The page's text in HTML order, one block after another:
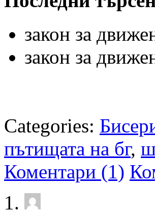
закон за
закон за
Categories:
пътищата на бг,
Коментари (1)